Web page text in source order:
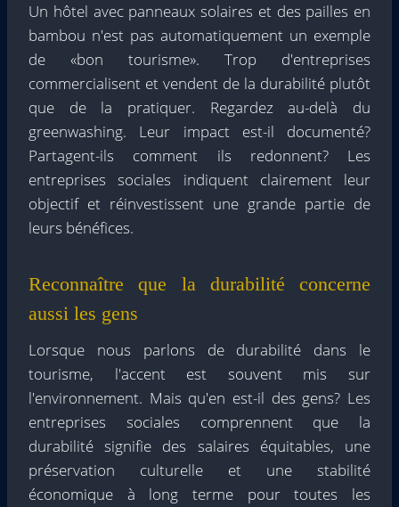
Un hôtel avec panneaux solaires et des pailles en
bambou n'est pas automatiquement un exemple
de «bon tourisme». Trop d'entreprises
commercialisent et vendent de la durabilité plutôt
que de la pratiquer. Regardez au-delà du
greenwashing. Leur impact est-il documenté?
Partagent-ils comment ils redonnent? Les
entreprises sociales indiquent clairement leur
objectif et réinvestissent une grande partie de
leurs bénéfices.
Reconnaître que la durabilité concerne
aussi les gens
Lorsque nous parlons de durabilité dans le
tourisme, l'accent est souvent mis sur
l'environnement. Mais qu'en est-il des gens? Les
entreprises sociales comprennent que la
durabilité signifie des salaires équitables, une
préservation culturelle et une stabilité
économique à long terme pour toutes les